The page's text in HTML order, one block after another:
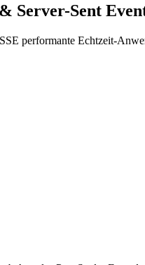
Server-Sent
performante Echtzeit-